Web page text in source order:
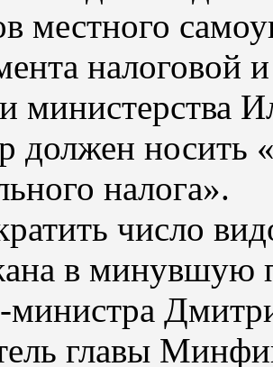
местного
налоговой
министерства
должен носить
налога».
число
в минувшую
министра
главы